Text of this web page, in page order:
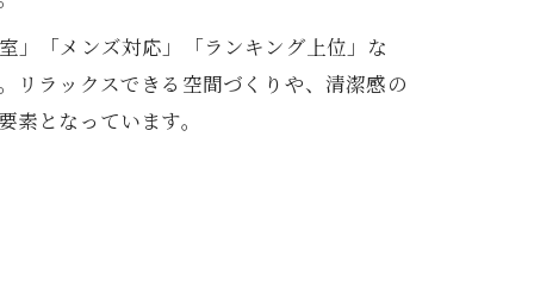
」「メンズ対応」「ランキング上位」な
リラックスできる空間づくりや、清潔感の
となっています。